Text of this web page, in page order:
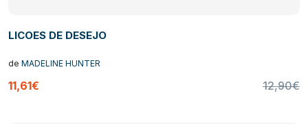
LICOES DE DESEJO
de MADELINE HUNTER
11,61€ 12,90€